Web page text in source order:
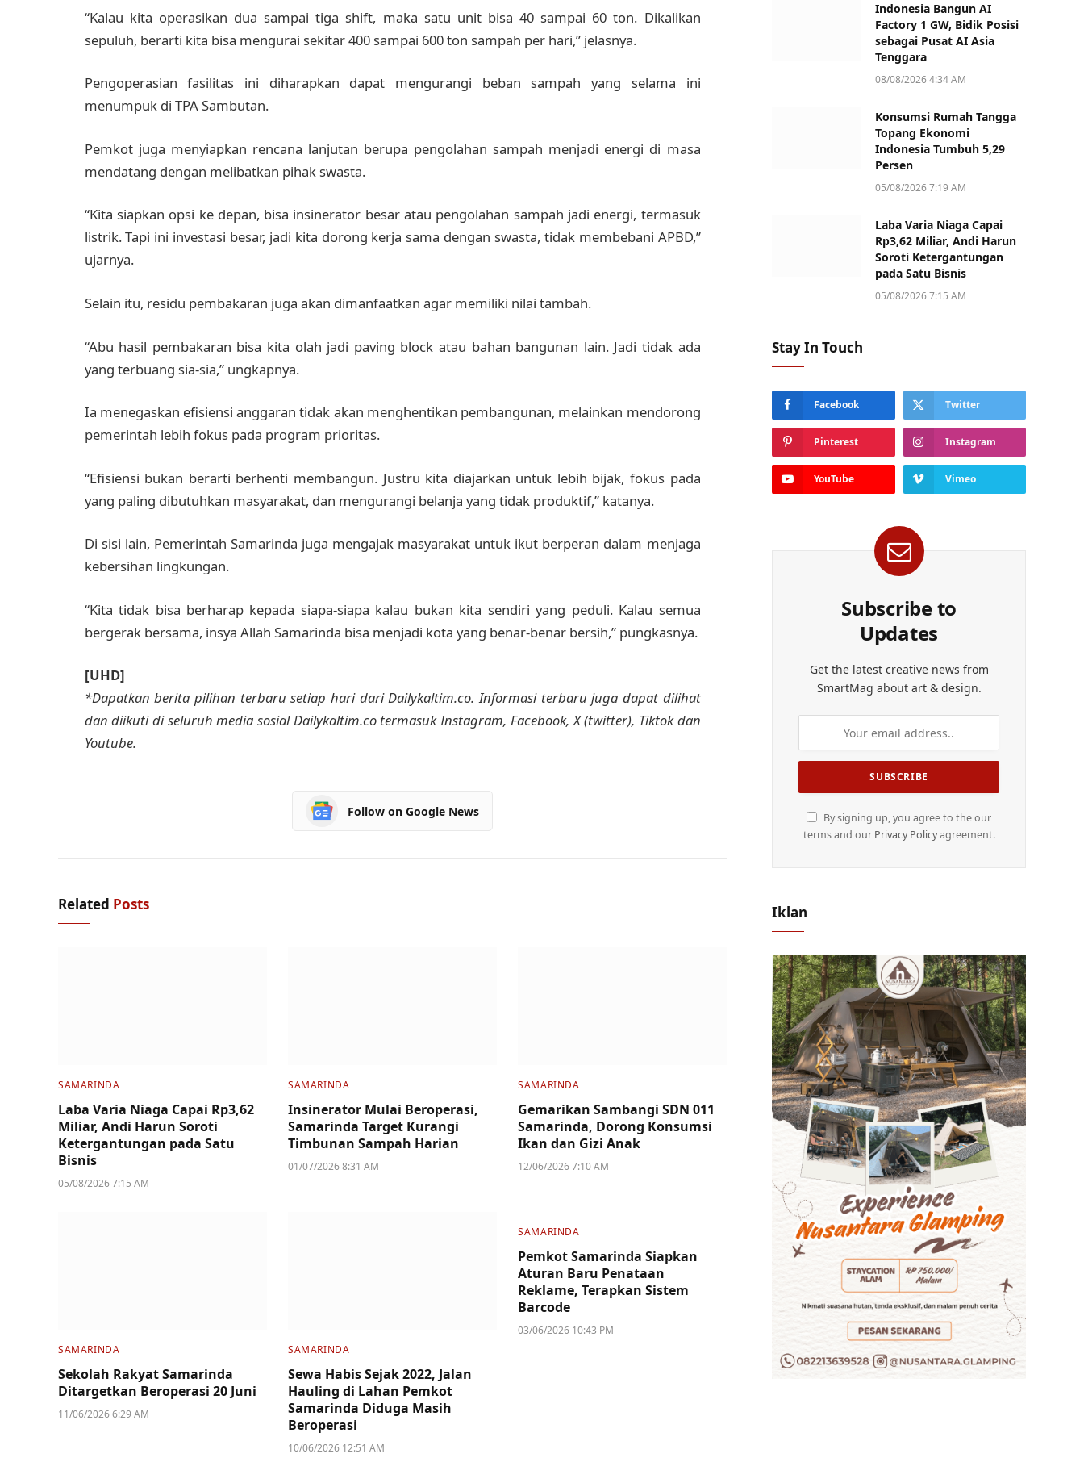
“Kalau kita operasikan dua sampai tiga shift, maka satu unit bisa 40 sampai 60 ton. Dikalikan
sepuluh, berarti kita bisa mengurai sekitar 400 sampai 600 ton sampah per hari,” jelasnya.
Pengoperasian fasilitas ini diharapkan dapat mengurangi beban sampah yang selama ini
menumpuk di TPA Sambutan.
Pemkot juga menyiapkan rencana lanjutan berupa pengolahan sampah menjadi energi di masa
mendatang dengan melibatkan pihak swasta.
“Kita siapkan opsi ke depan, bisa insinerator besar atau pengolahan sampah jadi energi, termasuk
listrik. Tapi ini investasi besar, jadi kita dorong kerja sama dengan swasta, tidak membebani APBD,”
ujarnya.
Selain itu, residu pembakaran juga akan dimanfaatkan agar memiliki nilai tambah.
“Abu hasil pembakaran bisa kita olah jadi paving block atau bahan bangunan lain. Jadi tidak ada
yang terbuang sia-sia,” ungkapnya.
Ia menegaskan efisiensi anggaran tidak akan menghentikan pembangunan, melainkan mendorong
pemerintah lebih fokus pada program prioritas.
“Efisiensi bukan berarti berhenti membangun. Justru kita diajarkan untuk lebih bijak, fokus pada
yang paling dibutuhkan masyarakat, dan mengurangi belanja yang tidak produktif,” katanya.
Di sisi lain, Pemerintah Samarinda juga mengajak masyarakat untuk ikut berperan dalam menjaga
kebersihan lingkungan.
“Kita tidak bisa berharap kepada siapa-siapa kalau bukan kita sendiri yang peduli. Kalau semua
bergerak bersama, insya Allah Samarinda bisa menjadi kota yang benar-benar bersih,” pungkasnya.
[UHD]
*Dapatkan berita pilihan terbaru setiap hari dari Dailykaltim.co. Informasi terbaru juga dapat dilihat
dan diikuti di seluruh media sosial Dailykaltim.co termasuk Instagram, Facebook, X (twitter), Tiktok dan
Youtube.
Follow on Google News
Related Posts
SAMARINDA
Laba Varia Niaga Capai Rp3,62
Miliar, Andi Harun Soroti
Ketergantungan pada Satu
Bisnis
05/08/2026 7:15 AM
SAMARINDA
Insinerator Mulai Beroperasi,
Samarinda Target Kurangi
Timbunan Sampah Harian
01/07/2026 8:31 AM
SAMARINDA
Gemarikan Sambangi SDN 011
Samarinda, Dorong Konsumsi
Ikan dan Gizi Anak
12/06/2026 7:10 AM
SAMARINDA
Sekolah Rakyat Samarinda
Ditargetkan Beroperasi 20 Juni
11/06/2026 6:29 AM
SAMARINDA
Sewa Habis Sejak 2022, Jalan
Hauling di Lahan Pemkot
Samarinda Diduga Masih
Beroperasi
10/06/2026 12:51 AM
SAMARINDA
Pemkot Samarinda Siapkan
Aturan Baru Penataan
Reklame, Terapkan Sistem
Barcode
03/06/2026 10:43 PM
Indonesia Bangun AI
Factory 1 GW, Bidik Posisi
sebagai Pusat AI Asia
Tenggara
08/08/2026 4:34 AM
Konsumsi Rumah Tangga
Topang Ekonomi
Indonesia Tumbuh 5,29
Persen
05/08/2026 7:19 AM
Laba Varia Niaga Capai
Rp3,62 Miliar, Andi Harun
Soroti Ketergantungan
pada Satu Bisnis
05/08/2026 7:15 AM
Stay In Touch
Facebook Twitter
Pinterest Instagram
YouTube Vimeo
Subscribe to
Updates
Get the latest creative news from
SmartMag about art & design.
By signing up, you agree to the our
terms and our Privacy Policyagreement.
Iklan